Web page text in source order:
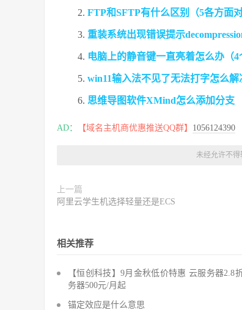
FTP和SFTP有什么区别（5各方面对
重装系统出现错误提示
电脑上的静音键一直亮着怎么办（4
win11输入法不见了无法打字怎么解
思维导图软件XMind怎么添加分支
AD： 【域名主机商优惠推送QQ群】 1056124390
未经允许不得
上一篇
阿里云学生机选择轻量还是ECS
相关推荐
【恒创科技】9月金秋低价特惠 云服务器2.8
务器500元/月起
锚定效应是什么意思